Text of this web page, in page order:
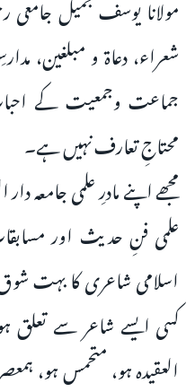
شعراء، دعاۃ و مبلغین،
جماعت وجمعیت کے
محتاجِ تعارف نہیں ہے۔
مجھے اپنے مادرِ علمی جامعہ
علمی فنِ حدیث اور
اسلامی شاعری کا بہت
کسی ایسے شاعر سے تعلق
العقیدہ ہو، متحمس ہو،